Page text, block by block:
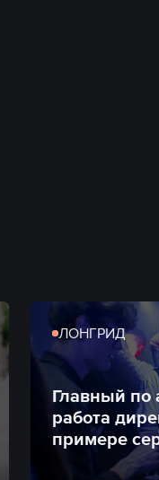
ЛОНГРИД
Главный по
работа
примере